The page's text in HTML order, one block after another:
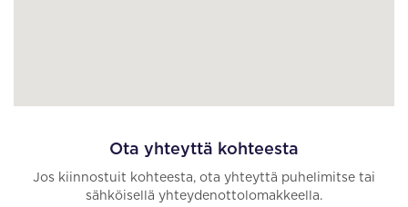
Ota yhteyttä kohteesta
Jos kiinnostuit kohteesta, ota yhteyttä puhelimitse tai
sähköisellä yhteydenottolomakkeella.